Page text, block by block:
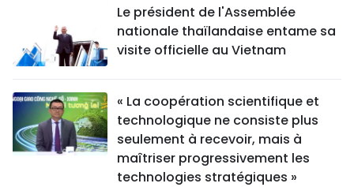
Le président de l'Assemblée
nationale thaïlandaise entame sa
visite officielle au Vietnam
« La coopération scientifique et
technologique ne consiste plus
seulement à recevoir, mais à
maîtriser progressivement les
technologies stratégiques »